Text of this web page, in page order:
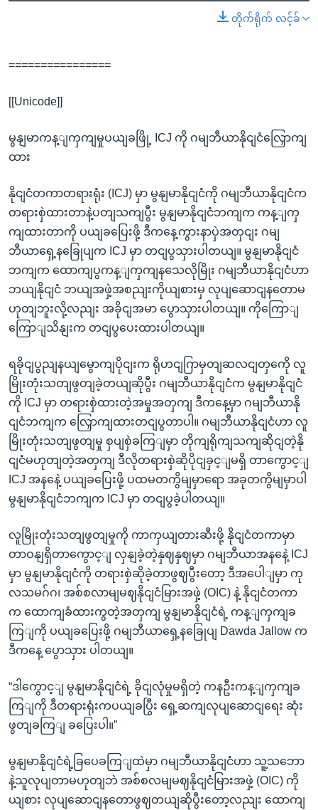
တိုက်ရိုက် လင့်ခ်
================
[[Unicode]]
မွနျမာကန့ျကှကျမှုပယျခဖြို့ ICJ ကို ဂမျဘီယာနိုငျငံလြှောကျ
ထား
နိုငျငံတကာတရားရုံး (ICJ) မှာ မွနျမာနိုငျငံကို ဂမျဘီယာနိုငျငံက
တရားစှဲထားတာနဲ့ပတျသကျပွီး မွနျမာနိုငျငံဘကျက ကန့ျကှ
ကျထားတာကို ပယျခပြေးဖို့ ဒီကနေ့ကွားနာပှဲအတှငျး ဂမျ
ဘီယာရှေ့နခြေုပျက ICJ မှာ တငျပွသှားပါတယျ။ မွနျမာနိုငျငံ
ဘကျက ထောကျပွကန့ျကှကျနသေလိုမြိုး ဂမျဘီယာနိုငျငံဟာ
ဘယျနိုငျငံ ဘယျအဖှဲ့အစညျးကိုယျစားမှ လုပျဆောငျနတောမ
ဟုတျဘူးလို့လညျး အခိုငျအမာ ပွောသှားပါတယျ။ ကိုကြောျ
ကြောျသိနျးက တငျပွပေးထားပါတယျ။
ရခိုငျပွညျနယျမွောကျပိုငျးက ရိုဟငျဂြာမှတျဆလငျတှကေို လူ
မြိုးတုံးသတျဖွတျခဲ့တယျဆိုပွီး ဂမျဘီယာနိုငျငံက မွနျမာနိုငျငံ
ကို ICJ မှာ တရားစှဲထားတဲ့အမှုအတှကျ ဒီကနေ့မှာ ဂမျဘီယာနို
ငျငံဘကျက လြှောကျထားတငျပွတာပါ။ ဂမျဘီယာနိုငျငံဟာ လူ
မြိုးတုံးသတျဖွတျမှု စှပျစှဲခကြျမှာ တိုကျရိုကျသကျဆိုငျတဲ့နို
ငျငံမဟုတျတဲ့အတှကျ ဒီလိုတရားစှဲဆိုပိုငျခှင့ျမရှိ တာကွောင့ျ
ICJ အနနေဲ့ ပယျခပြေးဖို့ ပထမတကွိမျမှာရော အခုတကွိမျမှာပါ
မွနျမာနိုငျငံဘကျက ICJ မှာ တငျပွခဲ့ပါတယျ။
လူမြိုးတုံးသတျဖွတျမှုကို ကာကှယျတားဆီးဖို့ နိုငျငံတကာမှာ
တာဝနျရှိတာကွောင့ျ လှနျခဲ့တဲ့နှဈနှဈမှာ ဂမျဘီယာအနနေဲ့ ICJ
မှာ မွနျမာနိုငျငံကို တရားစှဲဆိုခဲ့တာဖွဈပွီးတော့ ဒီအပေါျမှာ ကု
လသမဂ်ဂ၊ အစ်စလာမျမဈနိုငျငံမြားအဖှဲ့ (OIC) နဲ့ နိုငျငံတကာ
က ထောကျခံထားကွတဲ့အတှကျ မွနျမာနိုငျငံရဲ့ ကန့ျကှကျခ
ကြျကို ပယျခပြေးဖို့ ဂမျဘီယာရှေ့နခြေုပျ Dawda Jallow က
ဒီကနေ့ ပွောသှား ပါတယျ။
“ဒါကွောင့ျ မွနျမာနိုငျငံရဲ့ ခိုငျလုံမှုမရှိတဲ့ ကနဦးကန့ျကှကျခ
ကြျကို ဒီတရားရုံးကပယျခပြွီး ရှေ့ဆကျလုပျဆောငျရေး ဆုံး
ဖွတျခကြျ ခပြေးပါ။”
မွနျမာနိုငျငံရဲ့ခြပေခကြျထဲမှာ ဂမျဘီယာနိုငျငံဟာ သူ့သဘော
နဲ့သူလုပျတာမဟုတျဘဲ အစ်စလမျမဈနိုငျငံမြားအဖှဲ့ (OIC) ကို
ယျစား လုပျဆောငျနတောဖွဈတယျဆိုပွီးတော့လညျး ထောကျ